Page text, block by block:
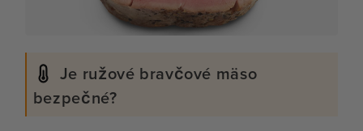
Je ružové bravčové mäso
bezpečné?